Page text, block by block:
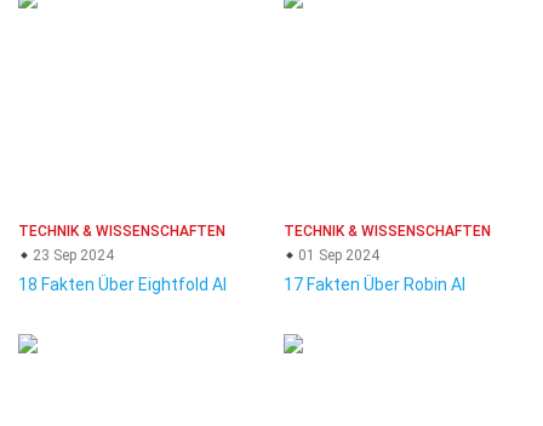
TECHNIK & WISSENSCHAFTEN
23 Sep 2024
18 Fakten Über Eightfold AI
TECHNIK & WISSENSCHAFTEN
01 Sep 2024
17 Fakten Über Robin AI